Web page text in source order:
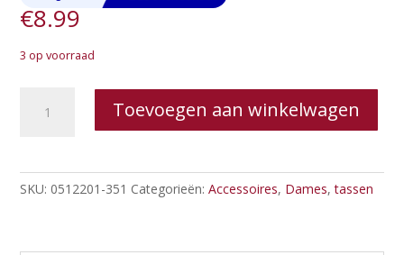
€8.99
3 op voorraad
canvas
Toevoegen aan winkelwagen
SKU: 0512201-351 Categorieën:Accessoires, Dames,tassen